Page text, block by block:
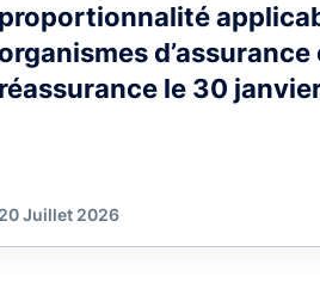
d’assurance
le 30
Juillet 2026